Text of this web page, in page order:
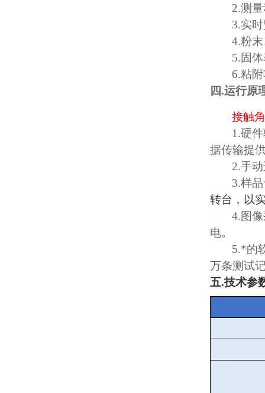
2.测
3.实
4.粉
5.固
6.粘
四.运行原
接触
1.硬
据传输提
2.手
3.样
转台，以
4.图
电。
5.*的
万条测试
五.技术参